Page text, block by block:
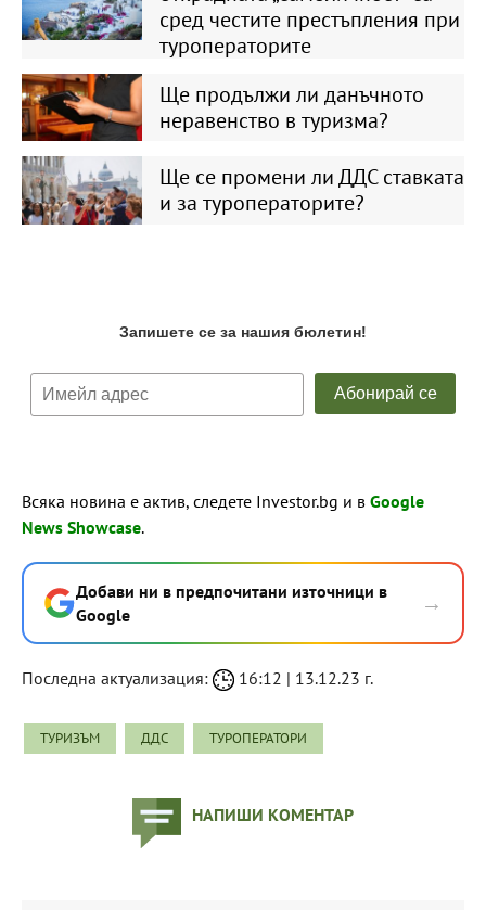
сред честите престъпления при
туроператорите
Ще продължи ли данъчното
неравенство в туризма?
Ще се промени ли ДДС ставката
и за туроператорите?
Всяка новина е актив, следете Investor.bg и в Google
News Showcase.
Добави ни в предпочитани източници в
Google
→
Последна актуализация: 16:12 | 13.12.23 г.
ТУРИЗЪМ ДДС ТУРОПЕРАТОРИ
НАПИШИ КОМЕНТАР